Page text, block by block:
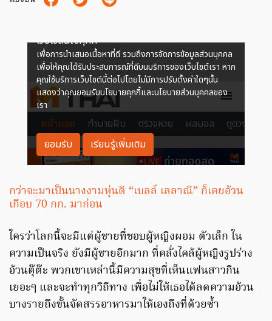
กว่าจะมาเป็นนางงามหุ่นดี “เบลล์ เลลาณี” ก็เคยอ้วน
เกือบ 70 กก. มาก่อน
ใครว่าโลกนี้จะมีแต่ผู้ชายที่ชอบผู้หญิงผอม ตัวเล็ก ใน
ความเป็นจริง ยังมีผู้ชายอีกมาก ที่คลั่งไคล้ผู้หญิงรูปร่าง
อ้วนตุ๊ต๊ะ พวกเขาเหล่านี้มีความสุขที่เห็นแฟนสาวกิน
เยอะๆ และจะทำทุกวิถีทาง เพื่อไม่ให้เธอได้ลดความอ้วน
บางรายถึงขั้นจัดสรรอาหารมาให้เองถึงที่ด้วยซ้ำ